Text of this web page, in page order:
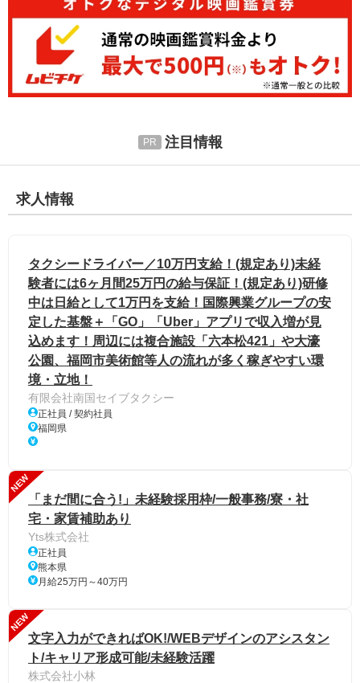
注目情報
求人情報
タクシードライバー／10万円支給！(規定あり)未経
験者には6ヶ月間25万円の給与保証！(規定あり)研修
中は日給として1万円を支給！国際興業グループの安
定した基盤＋「GO」「Uber」アプリで収入増が見
込めます！周辺には複合施設「六本松421」や大濠
公園、福岡市美術館等人の流れが多く稼ぎやすい環
境・立地！
有限会社南国セイブタクシー
正社員 / 契約社員
福岡県
NEW
「まだ間に合う!」未経験採用枠/一般事務/寮・社
宅・家賃補助あり
Yts株式会社
正社員
熊本県
月給25万円～40万円
NEW
文字入力ができればOK!/WEBデザインのアシスタン
ト/キャリア形成可能/未経験活躍
株式会社小林